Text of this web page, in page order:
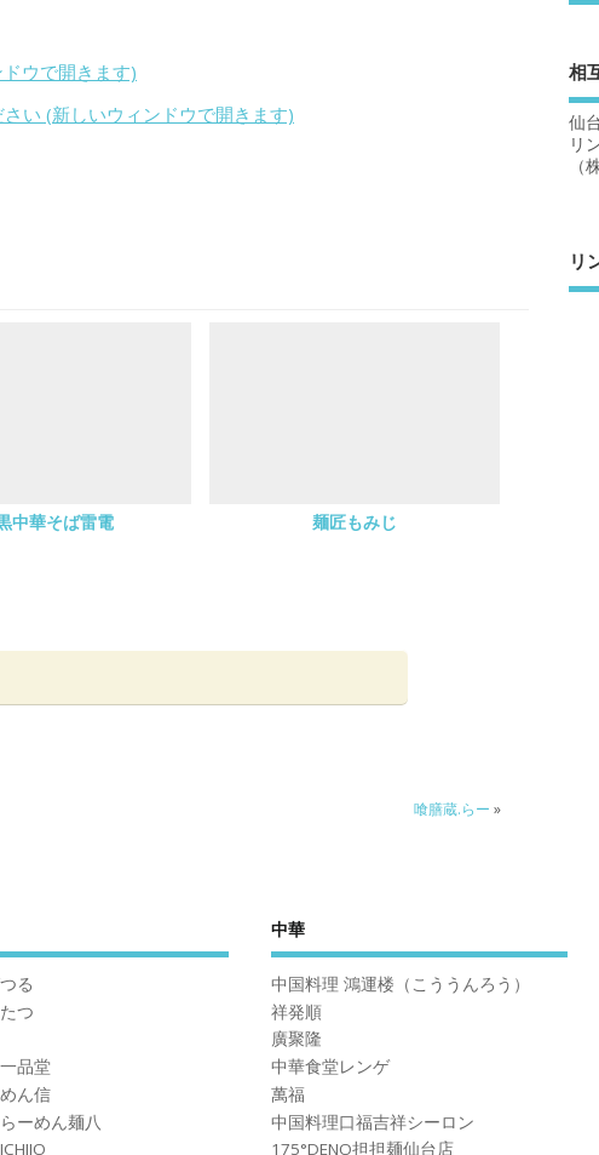
ウで開きます)
い (新しいウィンドウで開きます)
中華そば雷電 麺匠もみじ
喰膳蔵.らー »
相
仙
リ
（
リ
る
つ
品堂
ん信
ーめん麺八
中華
中国料理 鴻運楼（こううんろう）
祥発順
廣聚隆
中華食堂レンゲ
萬福
中国料理口福吉祥シーロン
175°DENO担担麺仙台店